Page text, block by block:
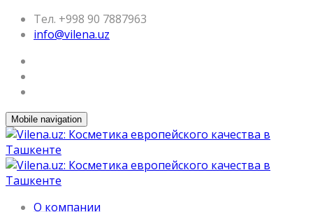
Тел. +998 90 7887963
info@vilena.uz
Mobile navigation
О компании